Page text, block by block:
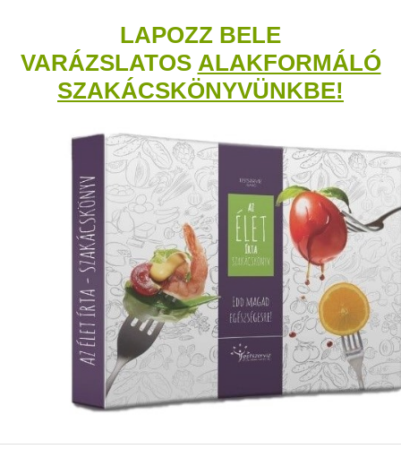
LAPOZZ BELE
VARÁZSLATOS ALAKFORMÁLÓ
SZAKÁCSKÖNYVÜNKBE!